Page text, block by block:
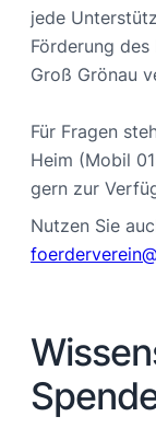
jede
Förderung
Groß Grönau
Für Fragen
Heim (Mobil
gern zur
Nutzen Sie